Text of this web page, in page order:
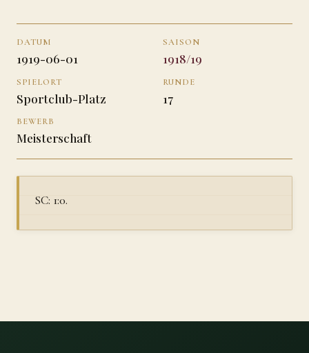
DATUM
1919-06-01
SAISON
1918/19
SPIELORT
Sportclub-Platz
RUNDE
17
BEWERB
Meisterschaft
SC: 1:0.